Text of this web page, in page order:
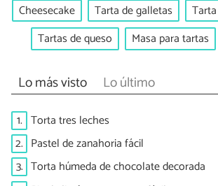
Cheesecake Tarta de galletas
Tartas de queso
Masa para tartas
Lo más visto Lo último
1. Torta tres leches
2. Pastel de zanahoria fácil
3. Torta húmeda de chocolate decorada